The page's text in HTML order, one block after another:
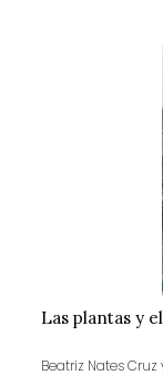
Las plantas y
Beatriz Nates Cruz